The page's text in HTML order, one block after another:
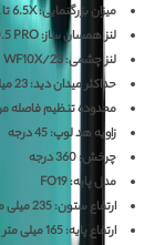
میزان بزرگنمایی: 6.5X تا 65X
لنز همسان ساز: C-MOUNT 0.5 PRO
لنز چشمی: WF10X/23
حداکثر میدان دید: 23 میلی متر
محدوده تنظیم فاصله مردمک: 54 تا
زاویه هد لوپ: 45 درجه
چرخش: 360 درجه
مدل پایه: FO19
ارتفاع ستون: 235 میلی متر
ارتفاع پایه: 165 میلی متر